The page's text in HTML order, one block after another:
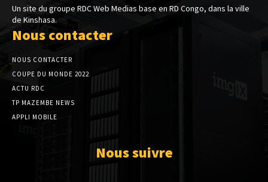
Un site du groupe RDC Web Medias base en RD Congo, dans la ville
de Kinshasa.
Nous contacter
NOUS CONTACTER
COUPE DU MONDE 2022
ACTU RDC
TP MAZEMBE NEWS
APPLI MOBILE
Nous suivre